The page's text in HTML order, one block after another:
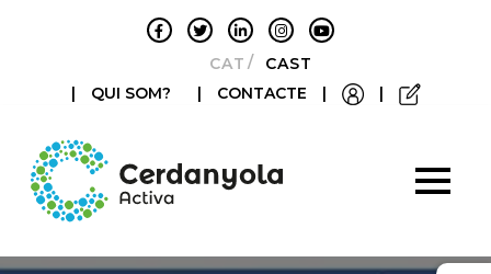
CATALÀCASTELLANO
|
QUI SOM? | CONTACTE | |